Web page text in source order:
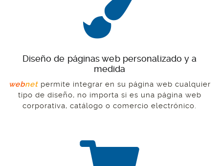
Diseño de páginas web personalizado y a
medida
webnetpermite integrar en su página web cualquier
tipo de diseño, no importa si es una página web
corporativa, catálogo o comercio electrónico.